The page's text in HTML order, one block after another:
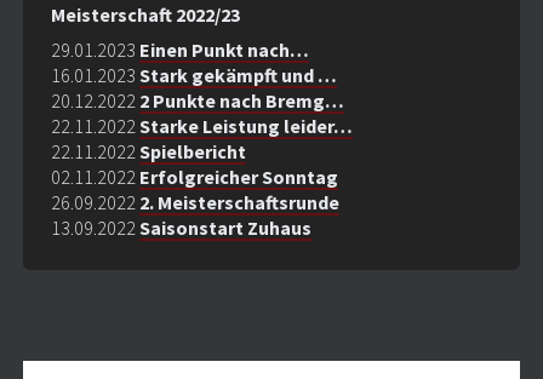
Meisterschaft 2022/23
29.01.2023 Einen Punkt nach…
16.01.2023 Stark gekämpft und …
20.12.2022 2 Punkte nach Bremg…
22.11.2022Starke Leistung leider…
22.11.2022Spielbericht
02.11.2022 Erfolgreicher Sonntag
26.09.2022 2. Meisterschaftsrunde
13.09.2022Saisonstart Zuhaus